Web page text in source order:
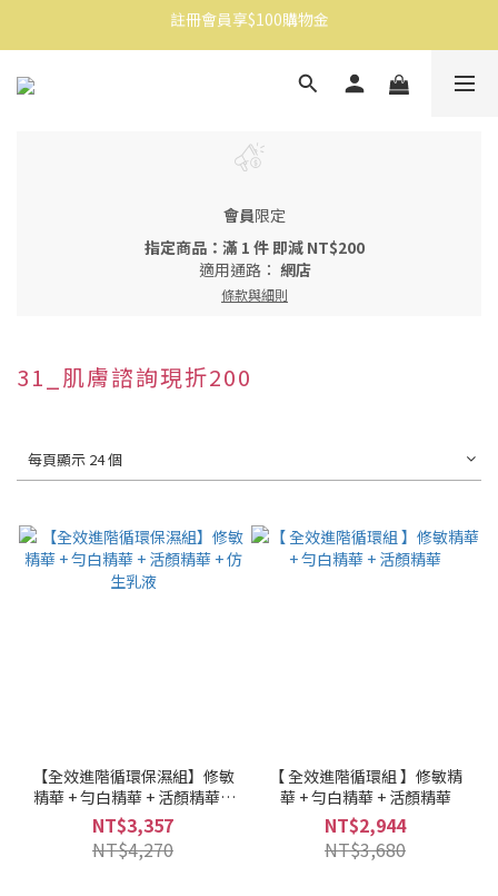
消費滿$1500免運
註冊會員享$100購物金
會員限定
指定商品：滿 1 件 即減 NT$200
適用通路： 網店
條款與細則
31_肌膚諮詢現折200
每頁顯示 24 個
【全效進階循環保濕組】修敏
精華 + 勻白精華 + 活顏精華 +
仿生乳液
NT$3,357
NT$4,270
【 全效進階循環組 】修敏精
華 + 勻白精華 + 活顏精華
NT$2,944
NT$3,680